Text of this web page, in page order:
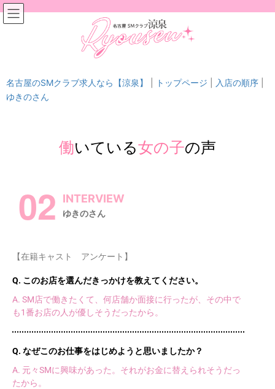
ゆきのさんのインタビュー
名古屋のSMクラブ求人なら【涼泉】 トップページ 入店の順序
ゆきのさん
働いている女の子の声
02 INTERVIEW
ゆきのさん
【在籍キャスト アンケート】
Q. このお店を選んだきっかけを教えてください。
A. SM店で働きたくて、何店舗か面接に行ったが、その中で
も1番お店の人が優しそうだったから。
Q. なぜこのお仕事をはじめようと思いましたか？
A. 元々SMに興味があった。それがお金に替えられそうだっ
たから。